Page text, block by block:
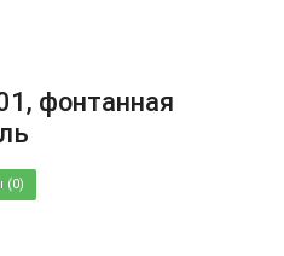
фонтанная
(0)